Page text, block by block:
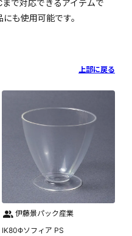
で対応できるアイテムで
も使用可能です。
上部に戻る
伊藤景パック産業
IK80Φソフィア PS